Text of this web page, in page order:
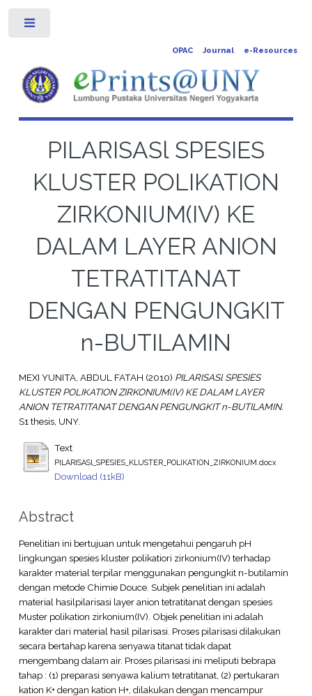
OPAC Journal e-Resources
PILARISASl SPESIES
KLUSTER POLIKATION
ZIRKONIUM(IV) KE
DALAM LAYER ANION
TETRATITANAT
DENGAN PENGUNGKIT
n-BUTILAMIN
MEXI YUNITA, ABDUL FATAH (2010) PILARISASl SPESIES
KLUSTER POLIKATION ZIRKONIUM(IV) KE DALAM LAYER
ANION TETRATITANAT DENGAN PENGUNGKIT n-BUTILAMIN.
S1 thesis, UNY.
Text
PILARISASl_SPESIES_KLUSTER_POLIKATION_ZIRKONIUM.docx
Download (11kB)
Abstract
Penelitian ini bertujuan untuk mengetahui pengaruh pH
lingkungan spesies kluster polikatiori zirkonium(IV) terhadap
karakter material terpilar menggunakan pengungkit n-butilamin
dengan metode Chimie Douce. Subjek penelitian ini adalah
material hasilpilarisasi layer anion tetratitanat dengan spesies
Muster polikation zirkonium(IV). Objek penelitian ini adalah
karakter dari material hasil pilarisasi. Proses pilarisasi dilakukan
secara bertahap karena senyawa titanat tidak dapat
mengembang dalam air. Proses pilarisasi ini meliputi bebrapa
tahap : (1) preparasi senyawa kalium tetratitanat, (2) pertukaran
kation K+ dengan kation H+, dilakukan dengan mencampur